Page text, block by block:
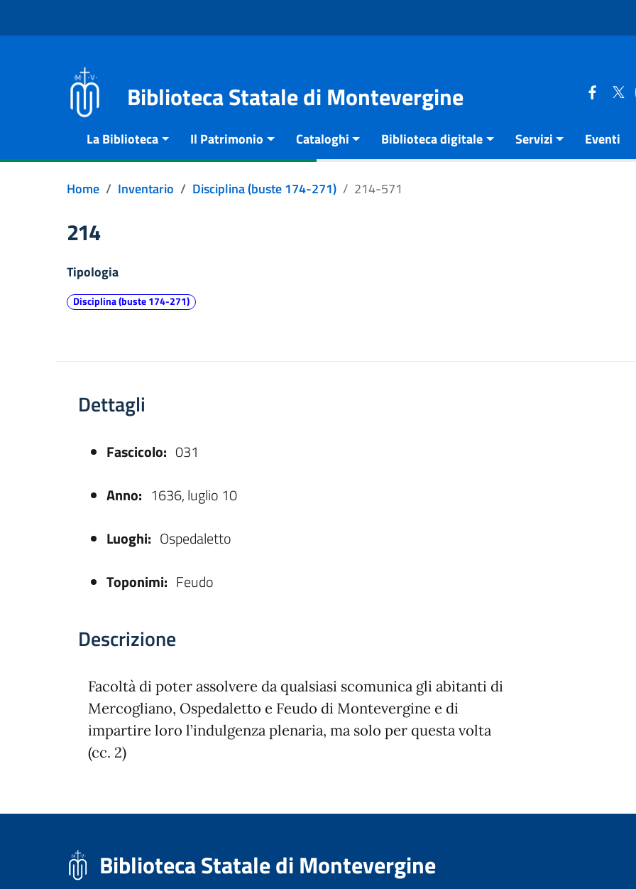
Biblioteca Statale di Montevergine
La Biblioteca Il Patrimonio Cataloghi Biblioteca digitale Servizi Eventi
Home Inventario Disciplina (buste 174-271) 214-571
214
Tipologia
Disciplina (buste 174-271)
Dettagli
Fascicolo: 031
Anno: 1636, luglio 10
Luoghi: Ospedaletto
Toponimi: Feudo
Descrizione
Facoltà di poter assolvere da qualsiasi scomunica gli abitanti di
Mercogliano, Ospedaletto e Feudo di Montevergine e di
impartire loro l’indulgenza plenaria, ma solo per questa volta
(cc. 2)
Biblioteca Statale di Montevergine